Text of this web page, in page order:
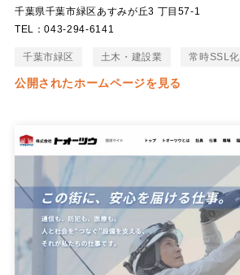
千葉県千葉市緑区あすみが丘3 丁目57-1
TEL：043-294-6141
千葉市緑区 土木・建設業 常時SSL化
公開されたホームページを見る